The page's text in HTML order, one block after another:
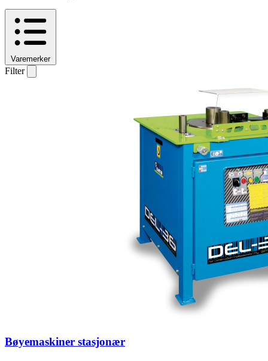
Varemerker
Filter
Bøyemaskiner stasjonær